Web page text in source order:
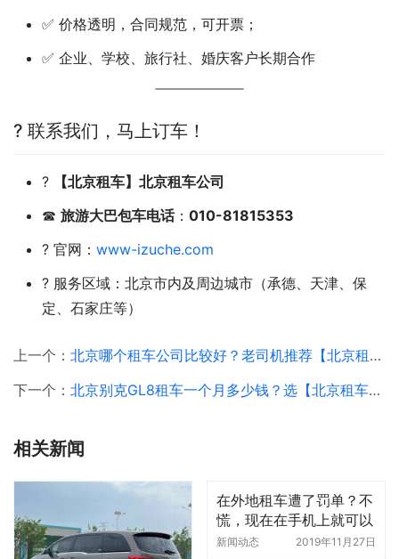
✅ 价格透明，合同规范，可开票；
✅ 企业、学校、旅行社、婚庆客户长期合作
? 联系我们，马上订车！
?
【北京租车】北京租车公司
☎ 旅游大巴包车电话： 010-81815353
? 官网： www-izuche.com
? 服务区域：北京市内及周边城市（承德、天津、保
定、石家庄等）
上一个： 北京哪个租车公司比较好？老司机推荐【北京租车】租车，真不踩坑！
下一个： 北京别克GL8租车一个月多少钱？选【北京租车】，省心又靠谱！
相关新闻
在外地租车遭了罚单？不
慌，现在在手机上就可以
处理了
新闻动态 2019年11月27日